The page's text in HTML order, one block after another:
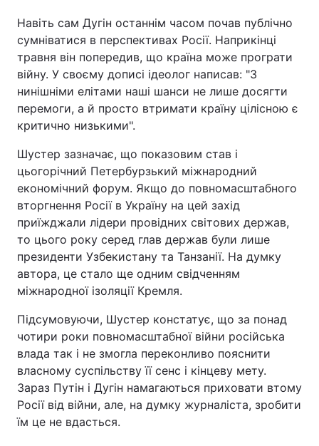
Навіть сам Дугін останнім часом почав публічно
сумніватися в перспективах Росії. Наприкінці
травня він попередив, що країна може програти
війну. У своєму дописі ідеолог написав: "З
нинішніми елітами наші шанси не лише досягти
перемоги, а й просто втримати країну цілісною є
критично низькими".
Шустер зазначає, що показовим став і
цьогорічний Петербурзький міжнародний
економічний форум. Якщо до повномасштабного
вторгнення Росії в Україну на цей захід
приїжджали лідери провідних світових держав,
то цього року серед глав держав були лише
президенти Узбекистану та Танзанії. На думку
автора, це стало ще одним свідченням
міжнародної ізоляції Кремля.
Підсумовуючи, Шустер констатує, що за понад
чотири роки повномасштабної війни російська
влада так і не змогла переконливо пояснити
власному суспільству її сенс і кінцеву мету.
Зараз Путін і Дугін намагаються приховати втому
Росії від війни, але, на думку журналіста, зробити
їм це не вдасться.